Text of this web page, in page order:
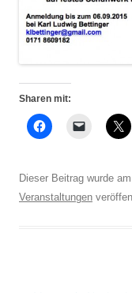
Sharen mit:
Dieser Beitrag wurde am
Veranstaltungen